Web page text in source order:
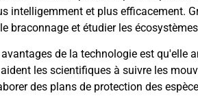
intelligemment et plus efficacement.
braconnage et étudier les
de la technologie est qu'elle
les scientifiques à suivre les
des plans de protection des